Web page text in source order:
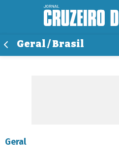
Geral / Brasil
Geral